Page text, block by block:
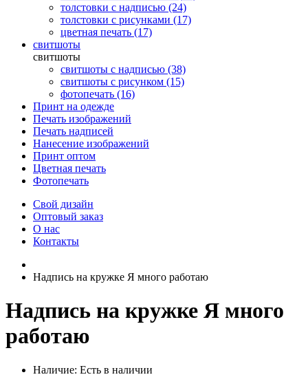
толстовки с надписью (24)
толстовки с рисунками (17)
цветная печать (17)
свитшоты
свитшоты
свитшоты с надписью (38)
свитшоты с рисунком (15)
фотопечать (16)
Принт на одежде
Печать изображений
Печать надписей
Нанесение изображений
Принт оптом
Цветная печать
Фотопечать
Свой дизайн
Оптовый заказ
О нас
Контакты
Надпись на кружке Я много работаю
Надпись на кружке Я много
работаю
Наличие: Есть в наличии